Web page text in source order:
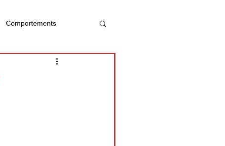
Comportements